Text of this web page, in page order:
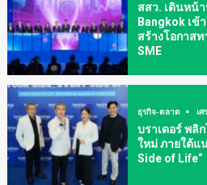
สสว. เดินหน้า
Bangkok เข้
สร้างโอกาสท
SME
ธุรกิจ-ตลาด เศ
บราเดอร์ พลิ
ใหม่ ภายใต้แ
Side of Life”